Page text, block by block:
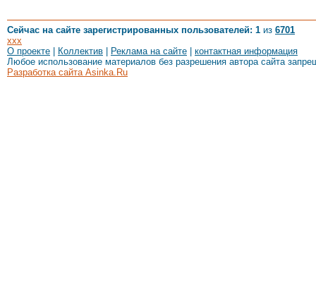
Сейчас на сайте зарегистрированных пользователей: 1 из 6701
xxx
О проекте
Коллектив Реклама на сайте
контактная информация
Любое использование материалов без разрешения автора сайта
Разработка сайта Asinka.Ru